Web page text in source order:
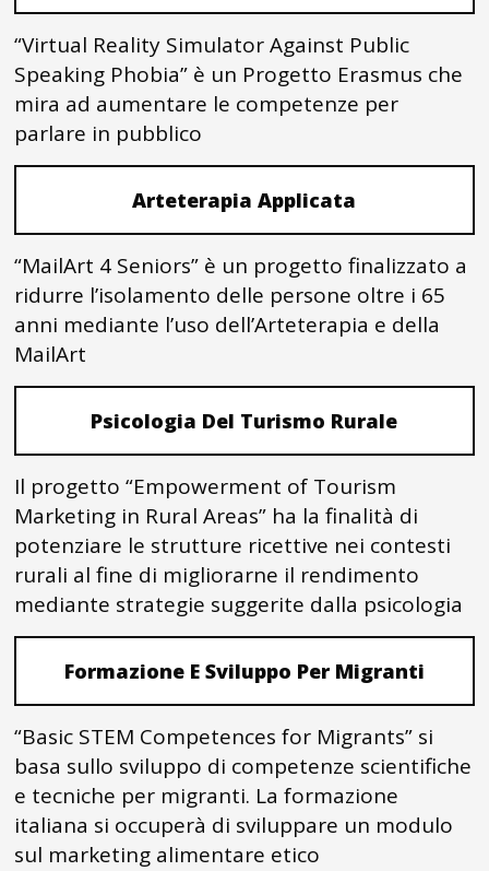
“Virtual Reality Simulator Against Public
Speaking Phobia” è un Progetto Erasmus che
mira ad aumentare le competenze per
parlare in pubblico
Arteterapia Applicata
“MailArt 4 Seniors” è un progetto finalizzato a
ridurre l’isolamento delle persone oltre i 65
anni mediante l’uso dell’Arteterapia e della
MailArt
Psicologia Del Turismo Rurale
Il progetto “Empowerment of Tourism
Marketing in Rural Areas” ha la finalità di
potenziare le strutture ricettive nei contesti
rurali al fine di migliorarne il rendimento
mediante strategie suggerite dalla psicologia
Formazione E Sviluppo Per Migranti
“Basic STEM Competences for Migrants” si
basa sullo sviluppo di competenze scientifiche
e tecniche per migranti. La formazione
italiana si occuperà di sviluppare un modulo
sul marketing alimentare etico